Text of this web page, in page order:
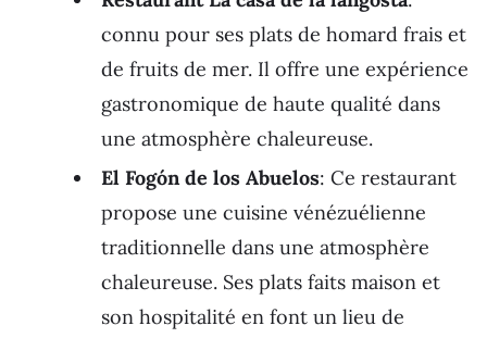
connu pour ses plats de homard frais et
de fruits de mer. Il offre une expérience
gastronomique de haute qualité dans
une atmosphère chaleureuse.
El Fogón de los Abuelos: Ce restaurant
propose une cuisine vénézuélienne
traditionnelle dans une atmosphère
chaleureuse. Ses plats faits maison et
son hospitalité en font un lieu de